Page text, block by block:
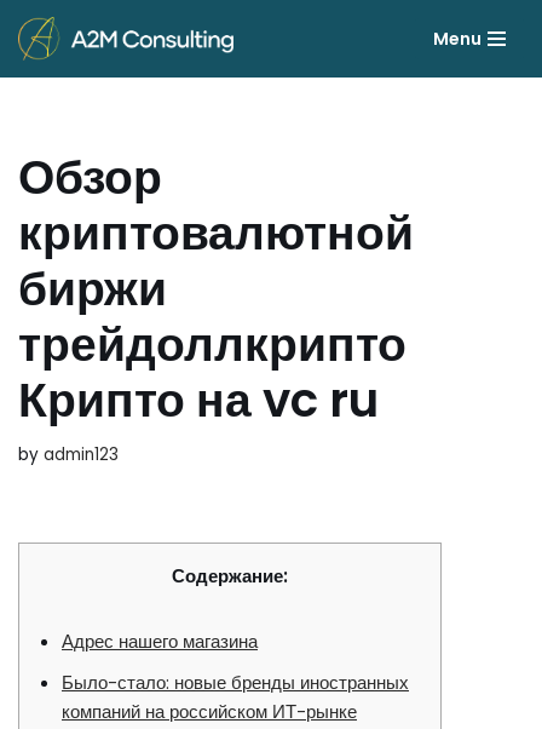
Skip
Menu
Обзор
криптовалютной
биржи
трейдоллкрипто
Крипто на vc ru
by admin123
Содержание:
Адрес нашего магазина
Было-стало: новые бренды иностранных
компаний на российском ИТ-рынке